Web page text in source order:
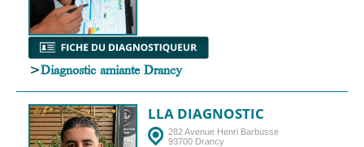
>Diagnostic amiante Drancy
LLA DIAGNOSTIC
282 Avenue Henri Barbusse
93700 Drancy